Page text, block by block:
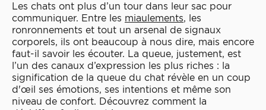
Les chats ont plus d’un tour dans leur sac pour
communiquer. Entre les miaulements, les
ronronnements et tout un arsenal de signaux
corporels, ils ont beaucoup à nous dire, mais encore
faut-il savoir les écouter. La queue, justement, est
l’un des canaux d’expression les plus riches : la
signification de la queue du chat révèle en un coup
d'œil ses émotions, ses intentions et même son
niveau de confort. Découvrez comment la